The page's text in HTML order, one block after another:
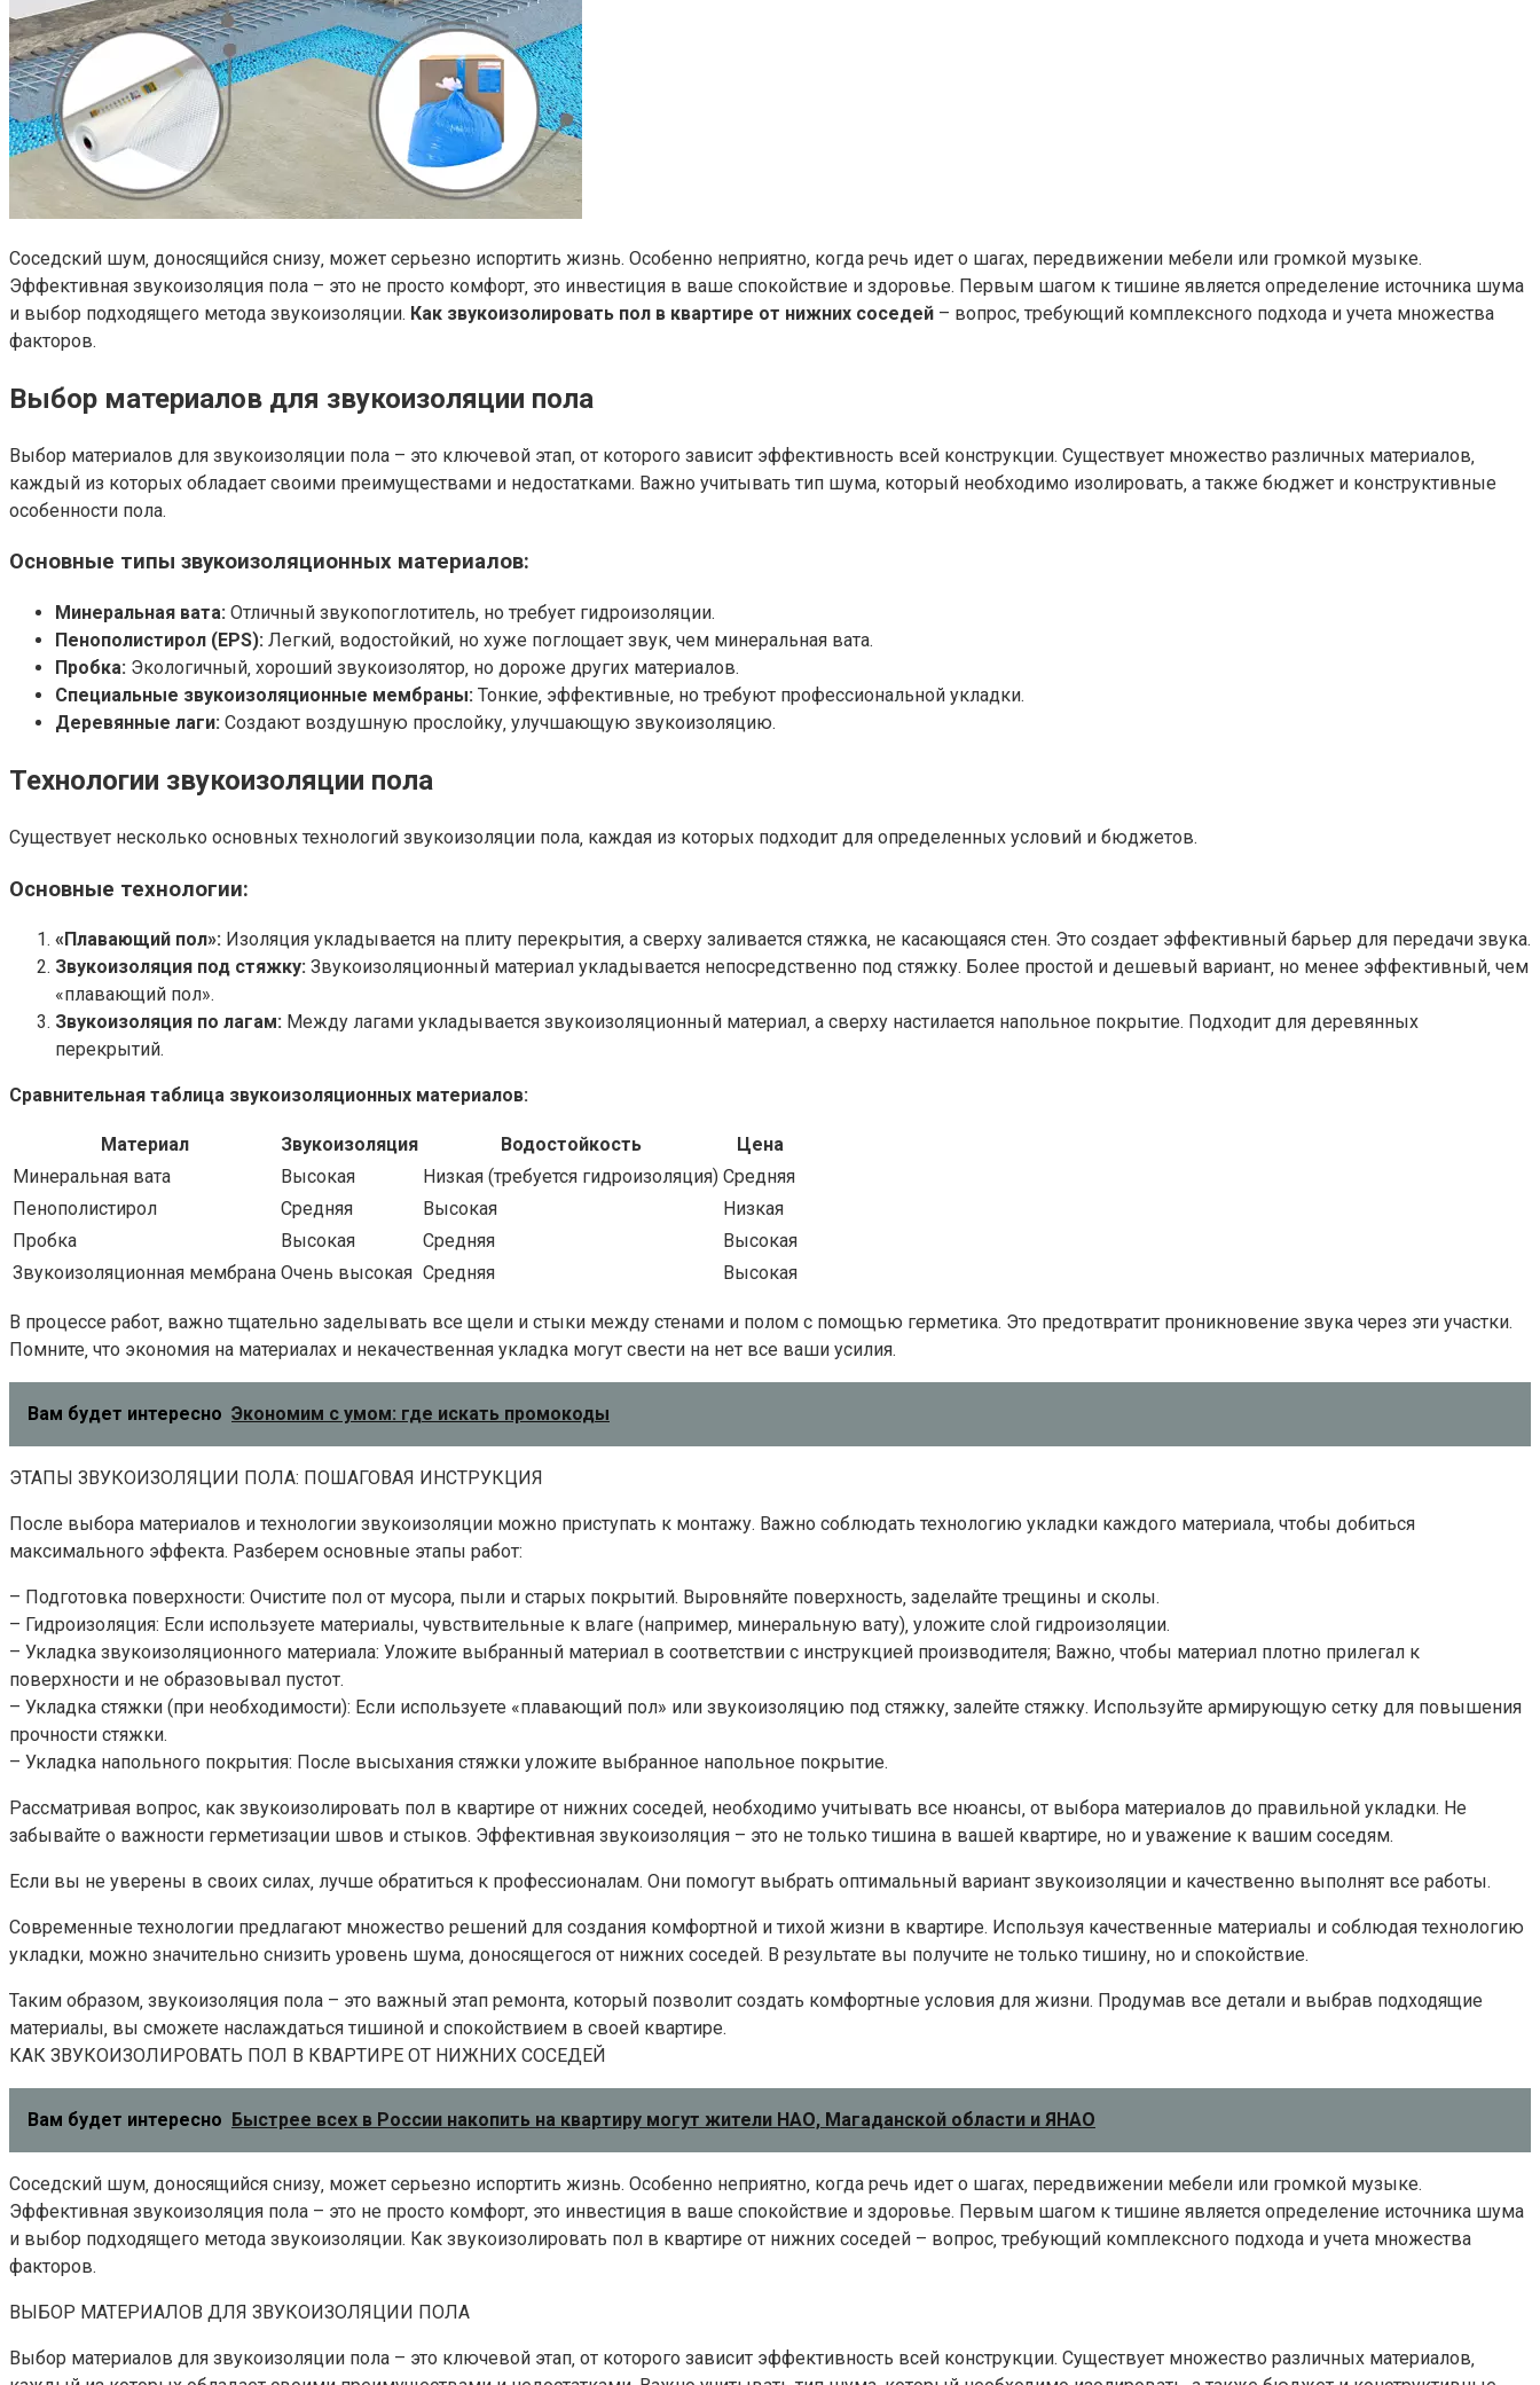
Соседский шум‚ доносящийся снизу‚ может серьезно испортить жизнь. Особенно неприятно‚ когда речь идет о шагах‚ передвижении мебели или громкой музыке.
Эффективная звукоизоляция пола – это не просто комфорт‚ это инвестиция в ваше спокойствие и здоровье. Первым шагом к тишине является определение источника шума
и выбор подходящего метода звукоизоляции. Как звукоизолировать пол в квартире от нижних соседей – вопрос‚ требующий комплексного подхода и учета множества
факторов.
Выбор материалов для звукоизоляции пола
Выбор материалов для звукоизоляции пола – это ключевой этап‚ от которого зависит эффективность всей конструкции. Существует множество различных материалов‚
каждый из которых обладает своими преимуществами и недостатками. Важно учитывать тип шума‚ который необходимо изолировать‚ а также бюджет и конструктивные
особенности пола.
Основные типы звукоизоляционных материалов:
Минеральная вата: Отличный звукопоглотитель‚ но требует гидроизоляции.
Пенополистирол (EPS): Легкий‚ водостойкий‚ но хуже поглощает звук‚ чем минеральная вата.
Пробка: Экологичный‚ хороший звукоизолятор‚ но дороже других материалов.
Специальные звукоизоляционные мембраны: Тонкие‚ эффективные‚ но требуют профессиональной укладки.
Деревянные лаги: Создают воздушную прослойку‚ улучшающую звукоизоляцию.
Технологии звукоизоляции пола
Существует несколько основных технологий звукоизоляции пола‚ каждая из которых подходит для определенных условий и бюджетов.
Основные технологии:
«Плавающий пол»: Изоляция укладывается на плиту перекрытия‚ а сверху заливается стяжка‚ не касающаяся стен. Это создает эффективный барьер для передачи звука.
Звукоизоляция под стяжку: Звукоизоляционный материал укладывается непосредственно под стяжку. Более простой и дешевый вариант‚ но менее эффективный‚ чем
«плавающий пол».
Звукоизоляция по лагам: Между лагами укладывается звукоизоляционный материал‚ а сверху настилается напольное покрытие. Подходит для деревянных
перекрытий.
Сравнительная таблица звукоизоляционных материалов:
Материал Звукоизоляция Водостойкость
Цена
Минеральная вата
Высокая Низкая (требуется гидроизоляция) Средняя
Пенополистирол
Средняя Высокая
Низкая
Пробка
Высокая Средняя
Высокая
Звукоизоляционная мембрана Очень высокая Средняя Высокая
В процессе работ‚ важно тщательно заделывать все щели и стыки между стенами и полом с помощью герметика. Это предотвратит проникновение звука через эти участки.
Помните‚ что экономия на материалах и некачественная укладка могут свести на нет все ваши усилия.
Вам будет интересно Экономим с умом: где искать промокоды
ЭТАПЫ ЗВУКОИЗОЛЯЦИИ ПОЛА: ПОШАГОВАЯ ИНСТРУКЦИЯ
После выбора материалов и технологии звукоизоляции можно приступать к монтажу. Важно соблюдать технологию укладки каждого материала‚ чтобы добиться
максимального эффекта. Разберем основные этапы работ:
– Подготовка поверхности: Очистите пол от мусора‚ пыли и старых покрытий. Выровняйте поверхность‚ заделайте трещины и сколы.
– Гидроизоляция: Если используете материалы‚ чувствительные к влаге (например‚ минеральную вату)‚ уложите слой гидроизоляции.
– Укладка звукоизоляционного материала: Уложите выбранный материал в соответствии с инструкцией производителя; Важно‚ чтобы материал плотно прилегал к
поверхности и не образовывал пустот.
– Укладка стяжки (при необходимости): Если используете «плавающий пол» или звукоизоляцию под стяжку‚ залейте стяжку. Используйте армирующую сетку для повышения
прочности стяжки.
– Укладка напольного покрытия: После высыхания стяжки уложите выбранное напольное покрытие.
Рассматривая вопрос‚ как звукоизолировать пол в квартире от нижних соседей‚ необходимо учитывать все нюансы‚ от выбора материалов до правильной укладки. Не
забывайте о важности герметизации швов и стыков. Эффективная звукоизоляция – это не только тишина в вашей квартире‚ но и уважение к вашим соседям.
Если вы не уверены в своих силах‚ лучше обратиться к профессионалам. Они помогут выбрать оптимальный вариант звукоизоляции и качественно выполнят все работы.
Современные технологии предлагают множество решений для создания комфортной и тихой жизни в квартире. Используя качественные материалы и соблюдая технологию
укладки‚ можно значительно снизить уровень шума‚ доносящегося от нижних соседей. В результате вы получите не только тишину‚ но и спокойствие.
Таким образом‚ звукоизоляция пола – это важный этап ремонта‚ который позволит создать комфортные условия для жизни. Продумав все детали и выбрав подходящие
материалы‚ вы сможете наслаждаться тишиной и спокойствием в своей квартире.
КАК ЗВУКОИЗОЛИРОВАТЬ ПОЛ В КВАРТИРЕ ОТ НИЖНИХ СОСЕДЕЙ
Вам будет интересно Быстрее всех в России накопить на квартиру могут жители НАО, Магаданской области и ЯНАО
Соседский шум‚ доносящийся снизу‚ может серьезно испортить жизнь. Особенно неприятно‚ когда речь идет о шагах‚ передвижении мебели или громкой музыке.
Эффективная звукоизоляция пола – это не просто комфорт‚ это инвестиция в ваше спокойствие и здоровье. Первым шагом к тишине является определение источника шума
и выбор подходящего метода звукоизоляции. Как звукоизолировать пол в квартире от нижних соседей – вопрос‚ требующий комплексного подхода и учета множества
факторов.
ВЫБОР МАТЕРИАЛОВ ДЛЯ ЗВУКОИЗОЛЯЦИИ ПОЛА
Выбор материалов для звукоизоляции пола – это ключевой этап‚ от которого зависит эффективность всей конструкции. Существует множество различных материалов‚